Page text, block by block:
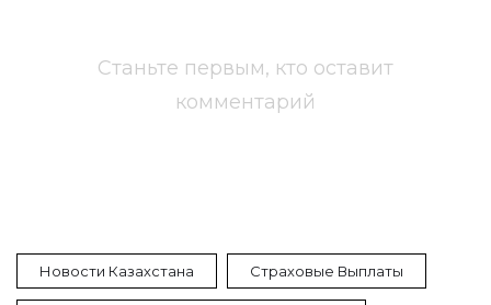
Станьте первым, кто оставит
комментарий
Новости Казахстана Страховые Выплаты